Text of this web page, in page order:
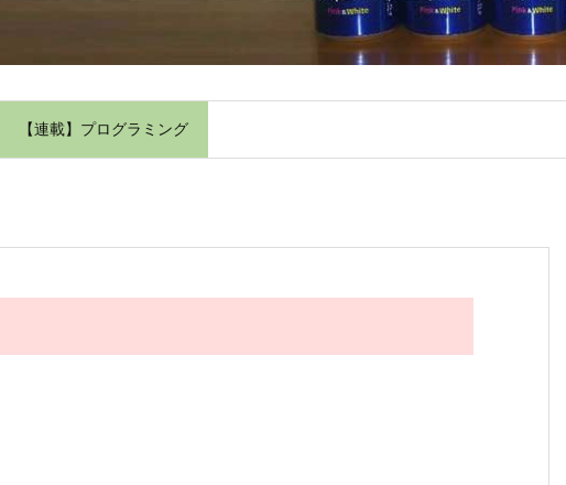
【連載】プログラミング